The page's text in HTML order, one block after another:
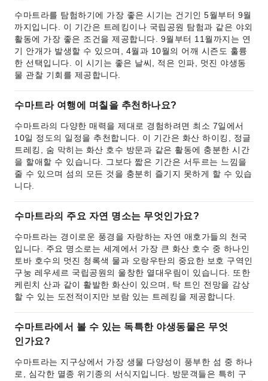
수마트라를 탐험하기에 가장 좋은 시기는 건기인 5월부터 9월
까지입니다. 이 기간은 트레킹이나 국립공원 탐험과 같은 야외
활동에 가장 좋은 조건을 제공합니다. 9월부터 11월까지는 연
기 안개가 발생할 수 있으며, 4월과 10월의 어깨 시즌도 훌륭
한 선택입니다. 이 시기는 좋은 날씨, 적은 인파, 멋진 야생동
물 관찰 기회를 제공합니다.
수마트라 여행에 며칠을 추천하나요?
수마트라의 다양한 매력을 제대로 경험하려면 최소 7일에서
10일 정도의 일정을 추천합니다. 이 기간은 화산 하이킹, 정글
트레킹, 숨 막히는 화산 호수 방문과 같은 활동에 충분한 시간
을 할애할 수 있습니다. 그보다 짧은 기간은 서두르는 느낌을
줄 수 있으며 섬의 모든 것을 충분히 즐기지 못하게 할 수 있습
니다.
수마트라의 주요 자연 명소는 무엇인가요?
수마트라는 경이로운 풍경을 자랑하는 자연 애호가들의 천국
입니다. 주요 명소로는 세계에서 가장 큰 화산 호수 중 하나인
토바 호수의 멋진 청록색 물과 오랑우탄의 중요한 보호 구역인
구눙 레우세르 국립공원의 울창한 열대우림이 있습니다. 또한
케린치 산과 같이 활발한 화산이 있으며, 탁 트인 전망을 감상
할 수 있는 도전적이지만 보람 있는 트레킹을 제공합니다.
수마트라에서 볼 수 있는 독특한 야생동물은 무엇
인가요?
수마트라는 지구상에서 가장 생물 다양성이 풍부한 섬 중 하나
로, 심각한 멸종 위기종의 서식지입니다. 방문객들은 특히 구